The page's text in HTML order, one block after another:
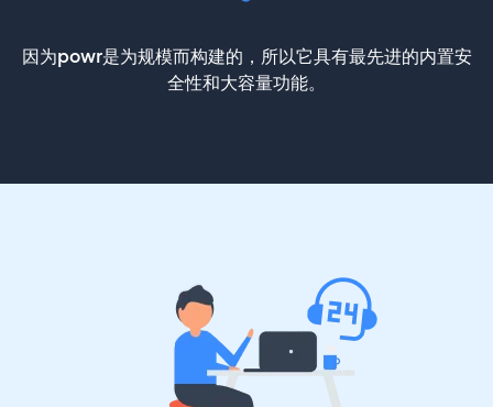
因为powr是为规模而构建的，所以它具有最先进的内置安
全性和大容量功能。